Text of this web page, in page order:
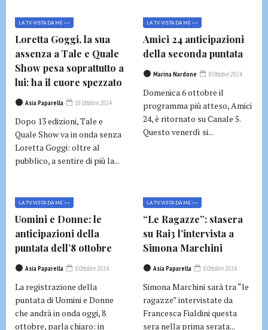
LA TV VISTA DA ME >>
Loretta Goggi, la sua
assenza a Tale e Quale
Show pesa soprattutto a
lui: ha il cuore spezzato
Asia Paparella 10 Ottobre 2024
Dopo 13 edizioni, Tale e
Quale Show va in onda senza
Loretta Goggi: oltre al
pubblico, a sentire di più la...
LA TV VISTA DA ME >>
Amici 24 anticipazioni
della seconda puntata
Marina Nardone 8 Ottobre 2024
Domenica 6 ottobre il
programma più atteso, Amici
24, è ritornato su Canale 5.
Questo venerdì si...
LA TV VISTA DA ME >>
Uomini e Donne: le
anticipazioni della
puntata dell’8 ottobre
Asia Paparella 8 Ottobre 2024
La registrazione della
puntata di Uomini e Donne
che andrà in onda oggi, 8
ottobre, parla chiaro: in
LA TV VISTA DA ME >>
“Le Ragazze”: stasera
su Rai3 l’intervista a
Simona Marchini
Asia Paparella 8 Ottobre 2024
Simona Marchini sarà tra “le
ragazze” intervistate da
Francesca Fialdini questa
sera nella prima serata...